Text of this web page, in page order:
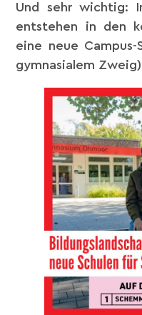
Und sehr wichtig:
entstehen in den
eine neue
gymnasialem